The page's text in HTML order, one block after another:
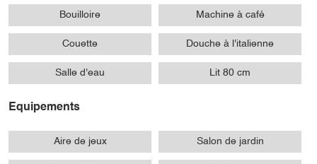
Bouilloire Machine à café
Couette Douche à l'italienne
Salle d'eau Lit 80 cm
Equipements
Aire de jeux Salon de jardin